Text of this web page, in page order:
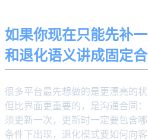
如果你现在只能先补
和退化语义讲成固定
很多平台最先想做的是更漂亮的
但比界面更重要的，是沟通合同
须更新一次，更新时一定要包含
条件下出现，退化模式要如何向